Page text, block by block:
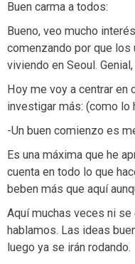
Buen carma a todos:
Bueno, veo mucho
comenzando por que
viviendo en Seoul.
Hoy me voy a centrar en
investigar más: (como lo
-Un buen comienzo es
Es una máxima que he
cuenta en todo lo que
beben más que aquí
Aquí muchas veces ni
hablamos. Las ideas
luego ya se irán rodando.